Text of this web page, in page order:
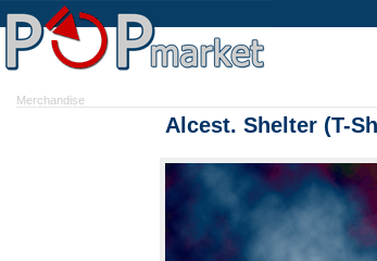
Merchandise
Alcest. Shelter (T-